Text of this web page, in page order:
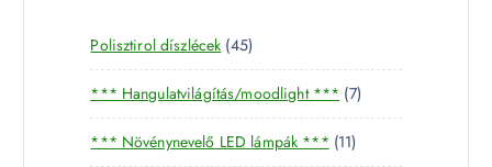
Polisztirol díszlécek 454
5
t
e
r
*** Hangulatvilágítás/moodlight *** 77
t
*** Növénynevelő LED lámpák *** 111